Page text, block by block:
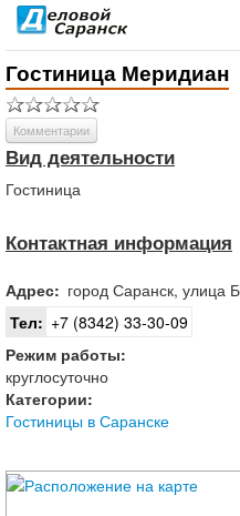
Гостиница Меридиан
Комментарии
Вид деятельности
Гостиница
Контактная информация
Адрес: город Саранск, улица
Тел: +7 (8342) 33-30-09
Режим работы:
круглосуточно
Категории:
Гостиницы в Саранске